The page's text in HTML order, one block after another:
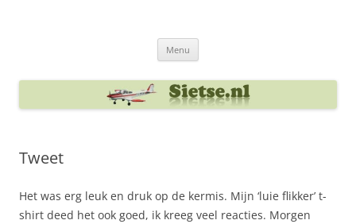
Menu
Tweet
Het was erg leuk en druk op de kermis. Mijn ‘luie flikker’ t-
shirt deed het ook goed, ik kreeg veel reacties. Morgen